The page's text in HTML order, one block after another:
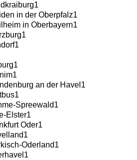
1
in der Oberpfalz1
in Oberbayern1
1
1
1
1
an der Havel 1
1
Spreewald1
Elster1
Oder1
1
Oderland1
1